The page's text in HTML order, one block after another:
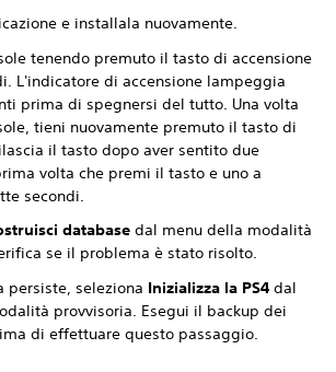
e installala nuovamente.
tenendo premuto il tasto di accensione
L'indicatore di accensione lampeggia
prima di spegnersi del tutto. Una volta
tieni nuovamente premuto il tasto di
il tasto dopo aver sentito due
volta che premi il tasto e uno a
secondi.
database dal menu della modalità
se il problema è stato risolto.
persiste, seleziona Inizializza la PS4 dal
provvisoria. Esegui il backup dei
di effettuare questo passaggio.